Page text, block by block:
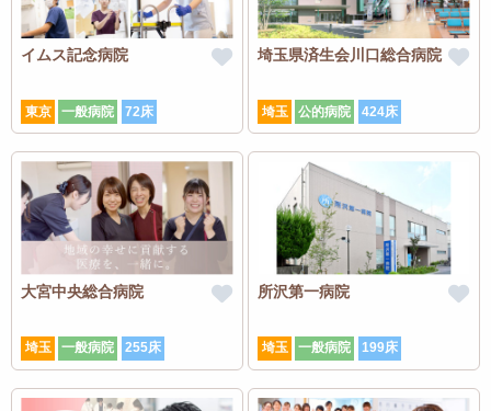
イムス記念病院
東京 一般病院 72床
埼玉県済生会川口総合病院
埼玉 公的病院 424床
大宮中央総合病院
埼玉 一般病院 255床
所沢第一病院
埼玉 一般病院 199床